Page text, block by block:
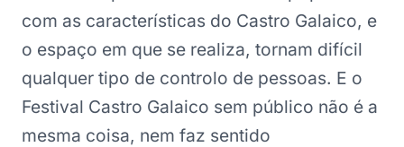
com as características do Castro Galaico, e
o espaço em que se realiza, tornam difícil
qualquer tipo de controlo de pessoas. E o
Festival Castro Galaico sem público não é a
mesma coisa, nem faz sentido